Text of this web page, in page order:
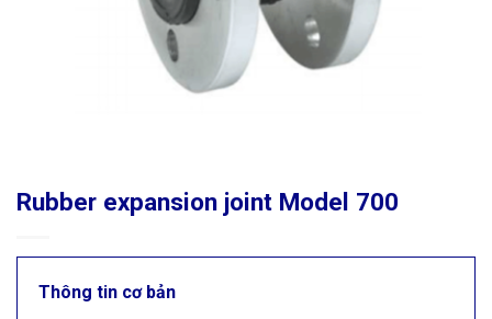
Rubber expansion joint Model 700
Thông tin cơ bản